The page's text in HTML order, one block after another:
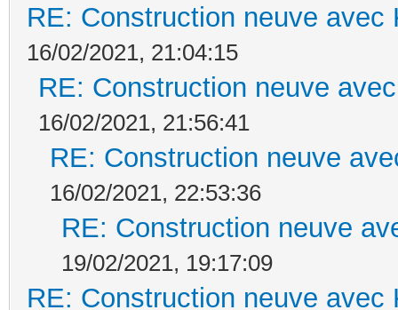
RE: Construction neuve avec
16/02/2021, 21:04:15
RE: Construction neuve
16/02/2021, 21:56:41
RE: Construction neuve
16/02/2021, 22:53:36
RE: Construction neuve
19/02/2021, 19:17:09
RE: Construction neuve avec